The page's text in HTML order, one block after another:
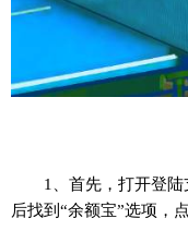
1、首先，打开登
后找到“余额宝”选项，